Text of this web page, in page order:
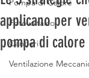
Pompa di Calore
Fotovoltaico
Cantieri
Ventilazione
applicano per
pompa di calore